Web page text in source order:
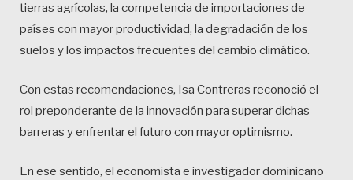
tierras agrícolas, la competencia de importaciones de
países con mayor productividad, la degradación de los
suelos y los impactos frecuentes del cambio climático.
Con estas recomendaciones, Isa Contreras reconoció el
rol preponderante de la innovación para superar dichas
barreras y enfrentar el futuro con mayor optimismo.
En ese sentido, el economista e investigador dominicano